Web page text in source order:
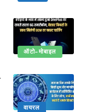
ऑटो-मोबाइल
वायरल